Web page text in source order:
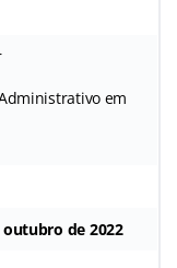
em
de 2022